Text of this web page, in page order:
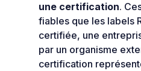
une certification.
fiables que les labels
certifiée, une
par un organisme
certification